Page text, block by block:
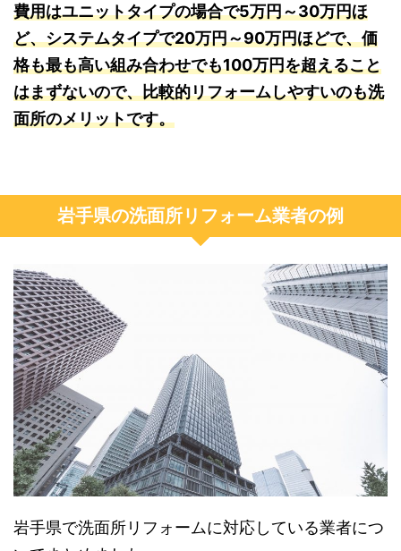
費用はユニットタイプの場合で5万円～30万円ほ
ど、システムタイプで20万円～90万円ほどで、価
格も最も高い組み合わせでも100万円を超えること
はまずないので、比較的リフォームしやすいのも洗
面所のメリットです。
岩手県の洗面所リフォーム業者の例
岩手県で洗面所リフォームに対応している業者につ